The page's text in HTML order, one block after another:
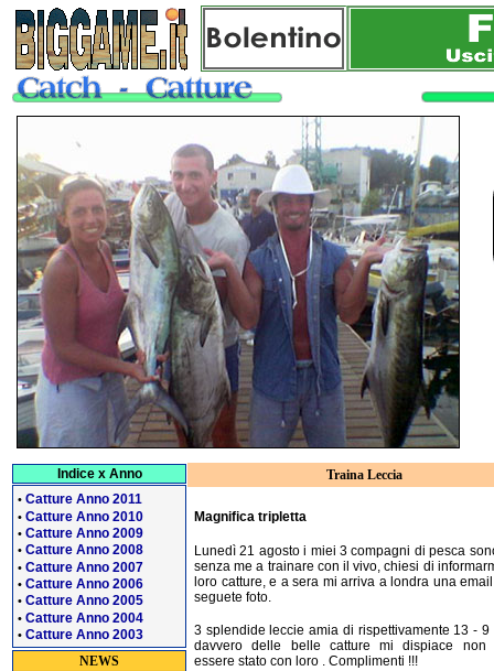
Indice x Anno
• Catture Anno 2011
• Catture Anno 2010
• Catture Anno 2009
• Catture Anno 2008
• Catture Anno 2007
• Catture Anno 2006
• Catture Anno 2005
• Catture Anno 2004
• Catture Anno 2003
NEWS
Traina Leccia
Magnifica tripletta
Lunedì 21 agosto i miei 3 compagni di pesca
senza me a trainare con il vivo, chiesi di
loro catture, e a sera mi arriva a londra una
seguete foto.
3 splendide leccie amia di rispettivamente 13 - 9
davvero delle belle catture mi dispiace non
essere stato con loro . Complimenti !!!